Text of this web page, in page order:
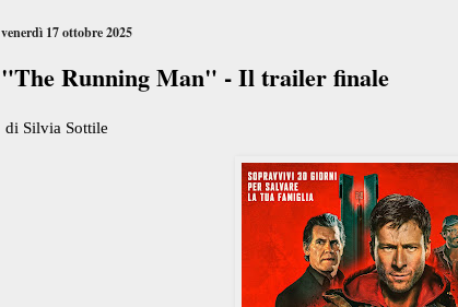
venerdì 17 ottobre 2025
"The Running Man" - Il trailer finale
di Silvia Sottile